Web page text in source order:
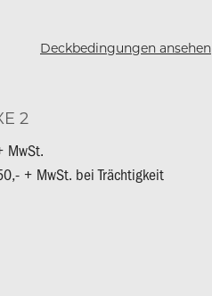
Deckbedingungen ansehen
2
MwSt.
+ MwSt. bei Trächtigkeit